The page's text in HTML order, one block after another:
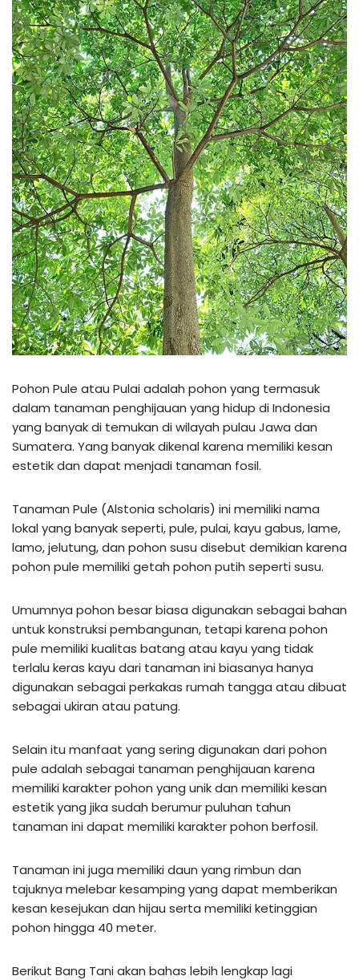
Pohon Pule atau Pulai adalah pohon yang termasuk
dalam tanaman penghijauan yang hidup di Indonesia
yang banyak di temukan di wilayah pulau Jawa dan
Sumatera. Yang banyak dikenal karena memiliki kesan
estetik dan dapat menjadi tanaman fosil.
Tanaman Pule (Alstonia scholaris) ini memiliki nama
lokal yang banyak seperti, pule, pulai, kayu gabus, lame,
lamo, jelutung, dan pohon susu disebut demikian karena
pohon pule memiliki getah pohon putih seperti susu.
Umumnya pohon besar biasa digunakan sebagai bahan
untuk konstruksi pembangunan, tetapi karena pohon
pule memiliki kualitas batang atau kayu yang tidak
terlalu keras kayu dari tanaman ini biasanya hanya
digunakan sebagai perkakas rumah tangga atau dibuat
sebagai ukiran atau patung.
Selain itu manfaat yang sering digunakan dari pohon
pule adalah sebagai tanaman penghijauan karena
memiliki karakter pohon yang unik dan memiliki kesan
estetik yang jika sudah berumur puluhan tahun
tanaman ini dapat memiliki karakter pohon berfosil.
Tanaman ini juga memiliki daun yang rimbun dan
tajuknya melebar kesamping yang dapat memberikan
kesan kesejukan dan hijau serta memiliki ketinggian
pohon hingga 40 meter.
Berikut Bang Tani akan bahas lebih lengkap lagi